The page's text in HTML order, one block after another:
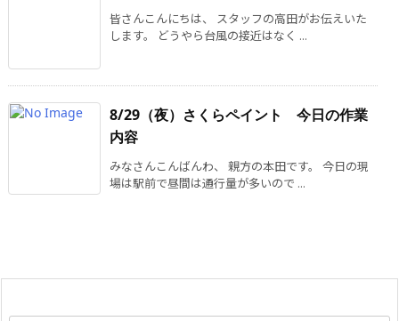
皆さんこんにちは、 スタッフの高田がお伝えいた
します。 どうやら台風の接近はなく ...
8/29（夜）さくらペイント 今日の作業
内容
みなさんこんばんわ、 親方の本田です。 今日の現
場は駅前で昼間は通行量が多いので ...